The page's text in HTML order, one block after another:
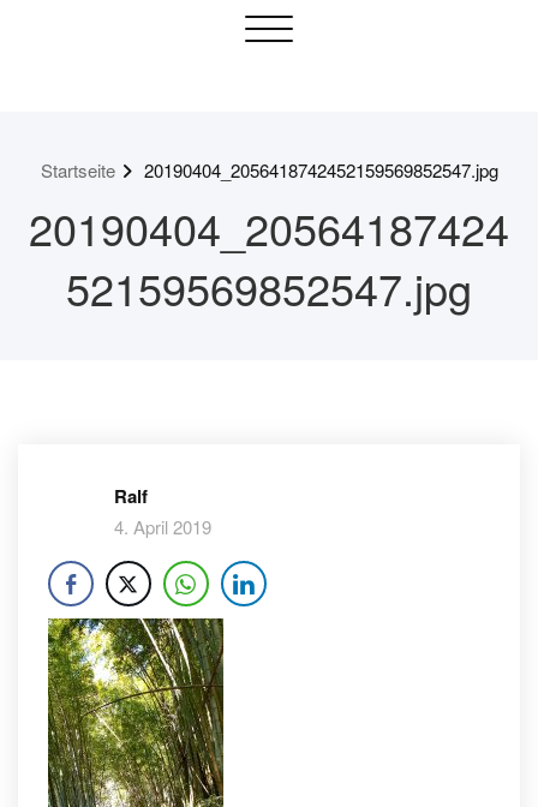
Toggle navigation
Startseite 20190404_2056418742452159569852547.jpg
20190404_20564187424
52159569852547.jpg
Ralf
4. April 2019